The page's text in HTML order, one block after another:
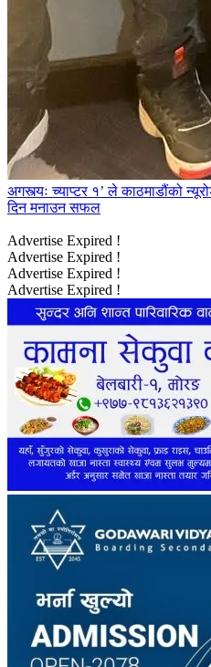
अगस्त्यः च्याप्टर १’ ले काठमाडौंको
दिन मनाउन सफल
Advertise Expired !
Advertise Expired !
Advertise Expired !
Advertise Expired !